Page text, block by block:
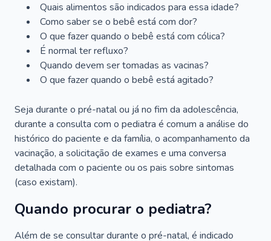
Quais alimentos são indicados para essa idade?
Como saber se o bebê está com dor?
O que fazer quando o bebê está com cólica?
É normal ter refluxo?
Quando devem ser tomadas as vacinas?
O que fazer quando o bebê está agitado?
Seja durante o pré-natal ou já no fim da adolescência,
durante a consulta com o pediatra é comum a análise do
histórico do paciente e da família, o acompanhamento da
vacinação, a solicitação de exames e uma conversa
detalhada com o paciente ou os pais sobre sintomas
(caso existam).
Quando procurar o pediatra?
Além de se consultar durante o pré-natal, é indicado